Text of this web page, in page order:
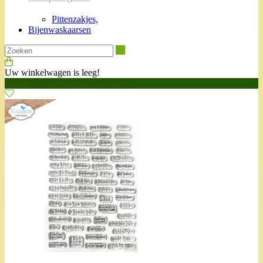
Pittenzakjes,
Bijenwaskaarsen
Uw winkelwagen is leeg!
Home
Clear stamps, The Mini's